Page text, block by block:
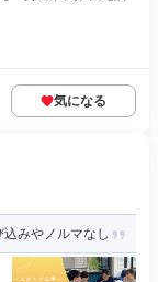
気になる
込みやノルマなし